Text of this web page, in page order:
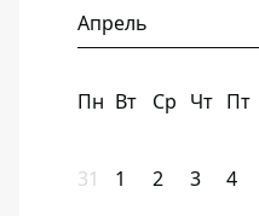
Апрель
Пн Вт Ср Чт Пт
31 1 2 3 4